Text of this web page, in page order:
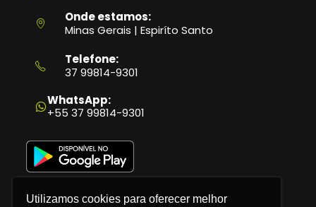
Utilizamos cookies para oferecer melhor
Onde estamos:
Minas Gerais | Espiríto Santo
Telefone:
37 99814-9301
em
seu
aplicativo
WhatsApp:
+55 37 99814-9301